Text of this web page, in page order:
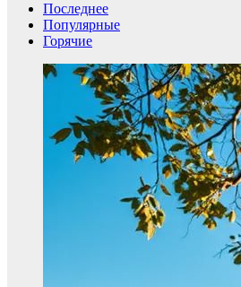
Последнее
Популярные
Горячие